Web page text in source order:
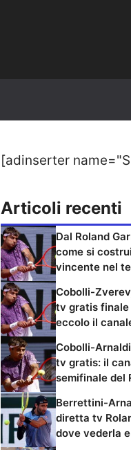
[adinserter
Articoli recenti
Dal Roland
come si
vincente nel
Cobolli-
tv gratis finale
eccolo il
Cobolli-
tv gratis: il
semifinale del
Berrettini-
diretta tv
dove vederla